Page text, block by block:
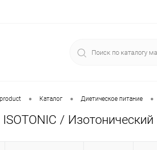
product • Каталог • Диетическое питание •
/